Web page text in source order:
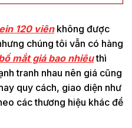
120 viênkhông được
chúng tôi vẫn có hàng
mắt giá bao nhiêuthì
tranh nhau nên giá cũng
quy cách, giao diện như
các thương hiệu khác để